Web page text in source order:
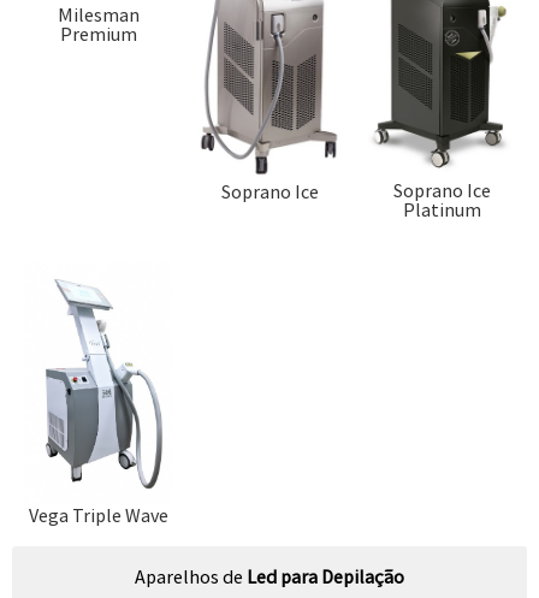
Milesman
Premium
Soprano Ice
Soprano Ice
Platinum
Vega Triple Wave
Aparelhos de Led para Depilação